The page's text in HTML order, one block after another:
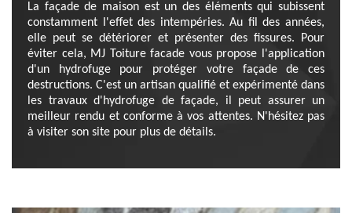
La façade de maison est un des éléments qui subissent
constamment l'effet des intempéries. Au fil des années,
elle peut se détériorer et présenter des fissures. Pour
éviter cela, MJ Toiture facade vous propose l'application
d'un hydrofuge pour protéger votre façade de ces
destructions. C'est un artisan qualifié et expérimenté dans
les travaux d'hydrofuge de façade, il peut assurer un
meilleur rendu et conforme à vos attentes. N'hésitez pas
à visiter son site pour plus de détails.